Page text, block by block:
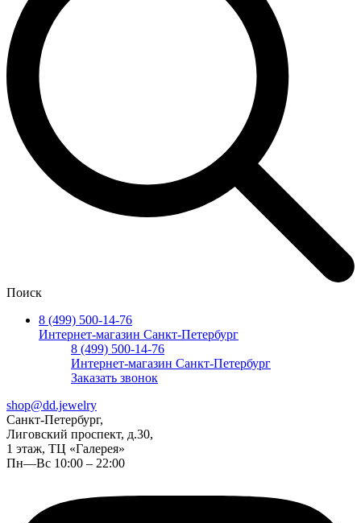
Поиск
8 (499) 500-14-76
Интернет-магазин Санкт-Петербург
8 (499) 500-14-76
Интернет-магазин Санкт-Петербург
Заказать звонок
shop@dd.jewelry
Санкт-Петербург,
Лиговский проспект, д.30,
1 этаж, ТЦ «Галерея»
Пн—Вс 10:00 – 22:00